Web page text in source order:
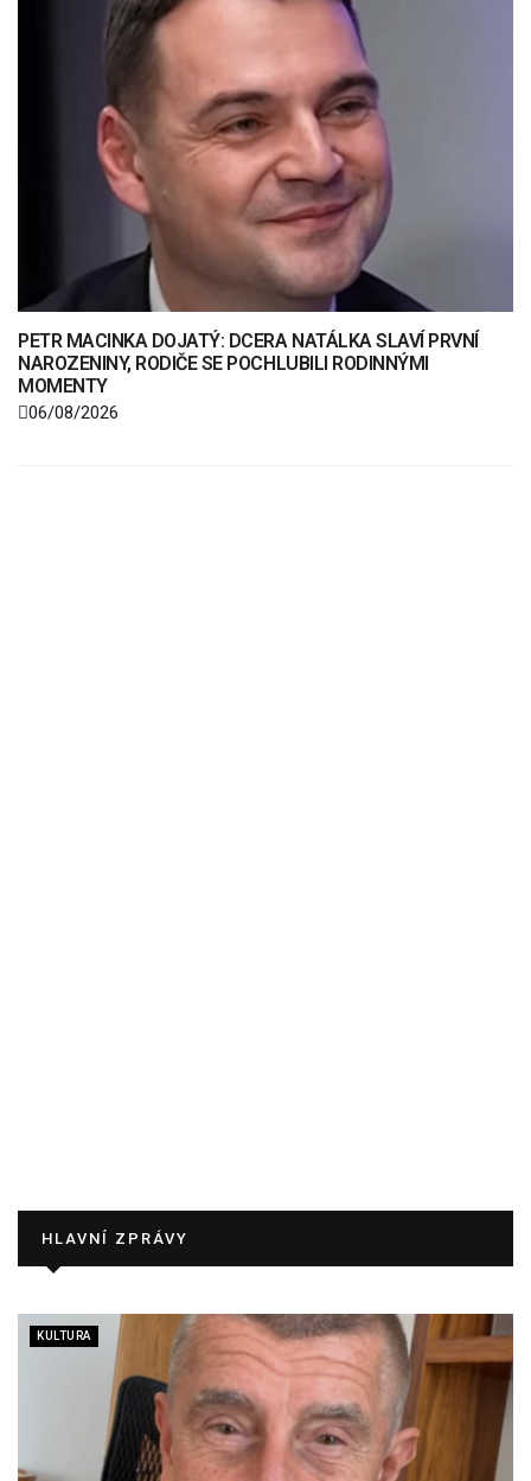
PETR MACINKA DOJATÝ: DCERA NATÁLKA SLAVÍ PRVNÍ
NAROZENINY, RODIČE SE POCHLUBILI RODINNÝMI
MOMENTY
06/08/2026
HLAVNÍ ZPRÁVY
KULTURA